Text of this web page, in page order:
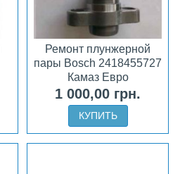
Ремонт плунжерной
пары Bosch 2418455727
Камаз Евро
1 000,00 грн.
КУПИТЬ